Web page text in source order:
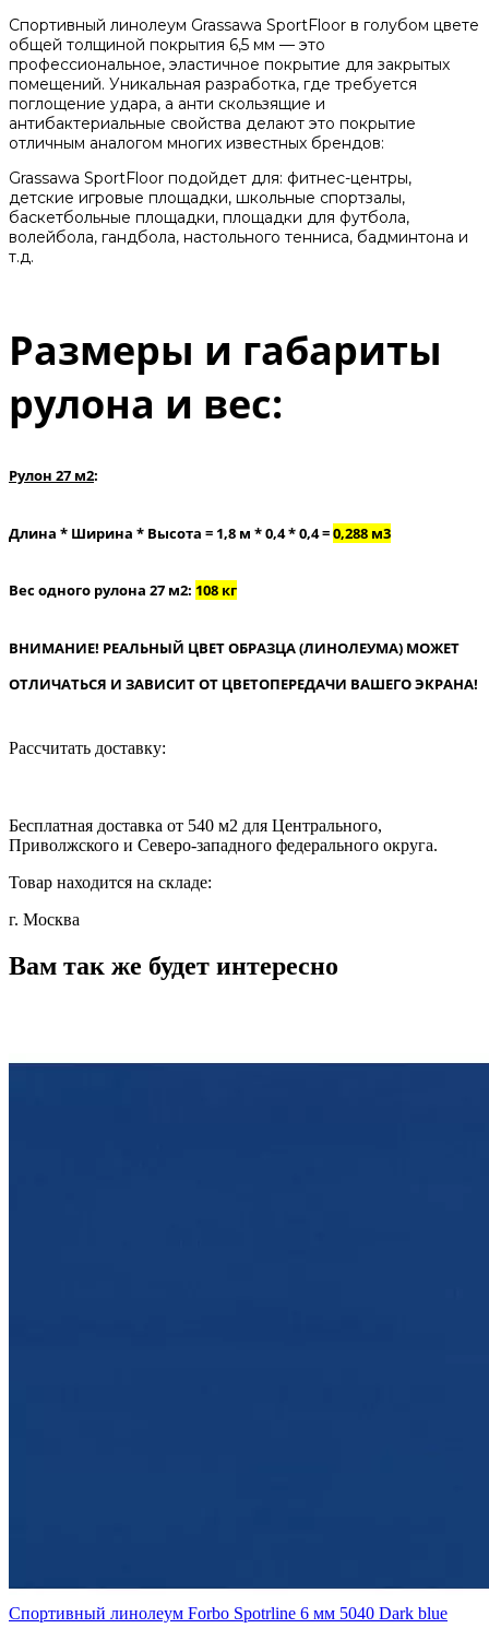
Спортивный линолеум Grassawa SportFloor в голубом цвете
общей толщиной покрытия 6,5 мм — это
профессиональное, эластичное покрытие для закрытых
помещений. Уникальная разработка, где требуется
поглощение удара, а анти скользящие и
антибактериальные свойства делают это покрытие
отличным аналогом многих известных брендов:
Grassawa SportFloor подойдет для: фитнес-центры,
детские игровые площадки, школьные спортзалы,
баскетбольные площадки, площадки для футбола,
волейбола, гандбола, настольного тенниса, бадминтона и
т.д.
Размеры и габариты
рулона и вес:
Рулон 27 м2:
Длина * Ширина * Высота = 1,8 м * 0,4 * 0,4 =0,288 м3
Вес одного рулона 27 м2: 108 кг
ВНИМАНИЕ! РЕАЛЬНЫЙ ЦВЕТ ОБРАЗЦА (ЛИНОЛЕУМА) МОЖЕТ
ОТЛИЧАТЬСЯ И ЗАВИСИТ ОТ ЦВЕТОПЕРЕДАЧИ ВАШЕГО ЭКРАНА!
Рассчитать доставку:
Бесплатная доставка от 540 м2 для Центрального,
Приволжского и Северо-западного федерального округа.
Товар находится на складе:
г. Москва
Вам так же будет интересно
Спортивный линолеум Forbo Spotrline 6 мм 5040 Dark blue